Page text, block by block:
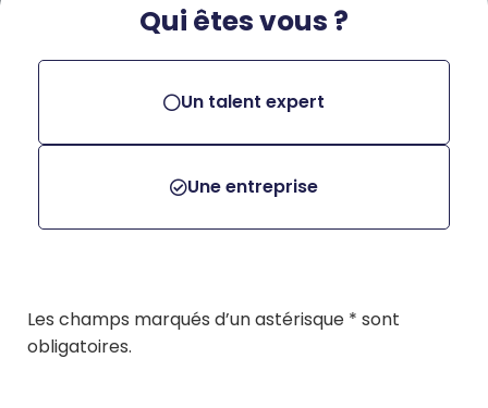
Qui êtes vous ?
Un talent expert
Une entreprise
Les champs marqués d’un astérisque * sont
obligatoires.